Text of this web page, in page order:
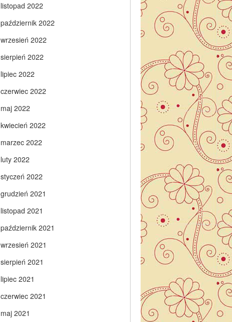
listopad 2022
październik 2022
wrzesień 2022
sierpień 2022
lipiec 2022
czerwiec 2022
maj 2022
kwiecień 2022
marzec 2022
luty 2022
styczeń 2022
grudzień 2021
listopad 2021
październik 2021
wrzesień 2021
sierpień 2021
lipiec 2021
czerwiec 2021
maj 2021